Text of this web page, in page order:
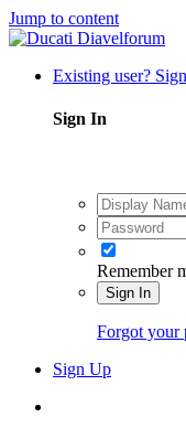
Jump to content
Existing user?
Sign In
Remember
Sign In
Forgot your
Sign Up